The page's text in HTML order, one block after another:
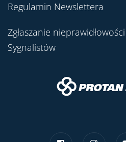
Regulamin Newslettera
Zgłaszanie
Sygnalistów